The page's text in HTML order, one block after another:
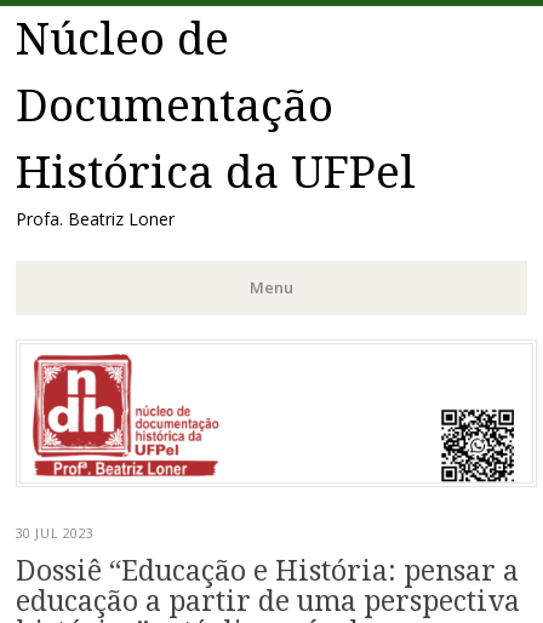
Núcleo de
Documentação
Histórica da UFPel
Profa. Beatriz Loner
Menu
Pular
para
conteúdo
30 JUL 2023
Dossiê “Educação e História: pensar a
educação a partir de uma perspectiva